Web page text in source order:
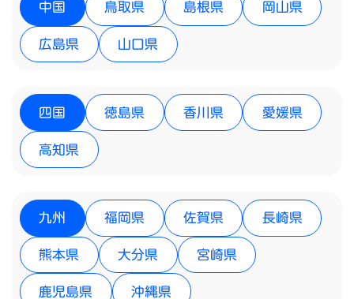
中国 鳥取県 島根県 岡山県
広島県 山口県
四国 徳島県 香川県 愛媛県
高知県
九州 福岡県 佐賀県 長崎県
熊本県 大分県 宮崎県
鹿児島県 沖縄県